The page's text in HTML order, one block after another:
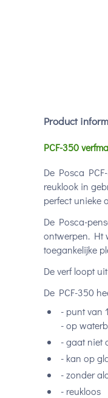
Product
PCF-350
De Posca
reuklook in
perfect unieke
De Posca-
ontwerpen. Ht
toegankelijke
De verf loopt
De PCF-350
- punt van
- op
- gaat niet
- kan op
- zonder
- reukloos